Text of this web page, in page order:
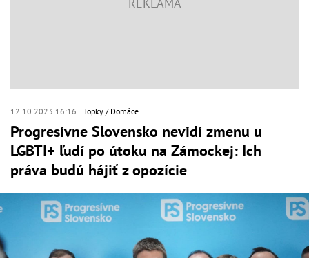
12.10.2023 16:16 Topky Domáce
Progresívne Slovensko nevidí zmenu u
LGBTI+ ľudí po útoku na Zámockej: Ich
práva budú hájiť z opozície